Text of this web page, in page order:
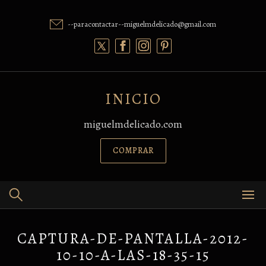
--paracontactar--miguelmdelicado@gmail.com
INICIO
miguelmdelicado.com
COMPRAR
CAPTURA-DE-PANTALLA-2012-
10-10-A-LAS-18-35-15